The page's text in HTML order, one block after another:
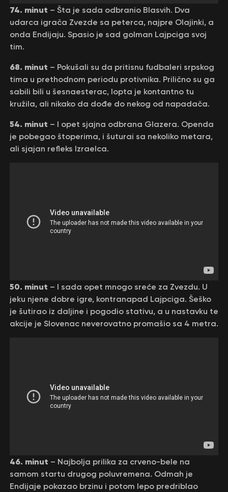
74. minut – Šta je sada odbranio Blasvih. Dva
udarca igrača Zvezde sa peterca, najpre Olajinki, a
onda Endijaju. Spasio je sad golman Lajpciga svoj
tim.
68. minut – Pokušali su da pritisnu fudbaleri srpskog
tima u prethodnom periodu protivnika. Prilično su ga
sabili bili u šesnaesterac, lopta je kontantno tu
kružila, ali nikako da dođe do nekog od napadača.
54. minut – I opet sjajna odbrana Glazera. Openda
je pobegao štoperima, i šuturai sa nekoliko metara,
ali sjajan refleks Izraelca.
50. minut – I sada opet mnogo sreće za Zvezdu. U
jeku njene dobre igre, kontranapad Lajpciga. Šeško
je šutirao iz daljine i pogodio stativu, a u nastavku te
akcije je Slovenac neverovatno promašio sa 4 metra.
46. minut – Najbolja prilika za crveno-bele na
samom startu drugog poluvremena. Odmah je
Endijaje pokazao brzinu i potom lepo predriblao